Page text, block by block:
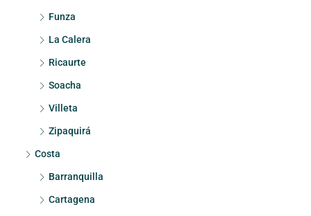
Funza
La Calera
Ricaurte
Soacha
Villeta
Zipaquirá
Costa
Barranquilla
Cartagena